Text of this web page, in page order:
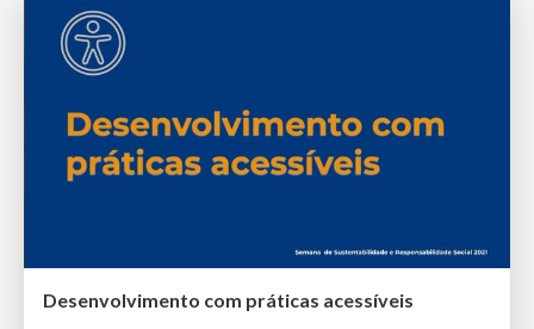
Desenvolvimento com práticas acessíveis